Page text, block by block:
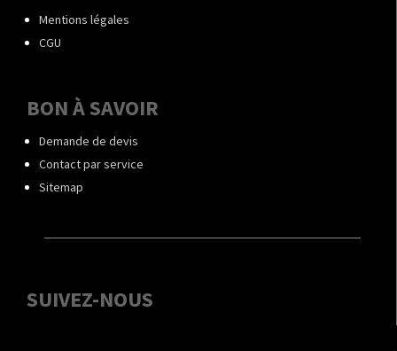
Mentions légales
CGU
BON À SAVOIR
Demande de devis
Contact par service
Sitemap
SUIVEZ-NOUS